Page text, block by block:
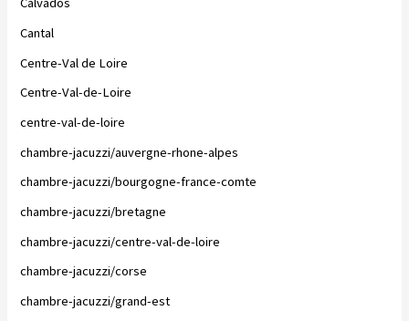
Cantal
Centre-Val de Loire
Centre-Val-de-Loire
centre-val-de-loire
chambre-jacuzzi/auvergne-rhone-alpes
chambre-jacuzzi/bourgogne-france-comte
chambre-jacuzzi/bretagne
chambre-jacuzzi/centre-val-de-loire
chambre-jacuzzi/corse
chambre-jacuzzi/grand-est